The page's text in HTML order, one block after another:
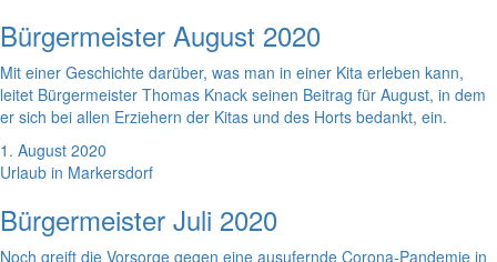
Bürgermeister August 2020
Mit einer Geschichte darüber, was man in einer Kita erleben kann,
leitet Bürgermeister Thomas Knack seinen Beitrag für August, in dem
er sich bei allen Erziehern der Kitas und des Horts bedankt, ein.
1. August 2020
Urlaub in Markersdorf
Bürgermeister Juli 2020
Noch greift die Vorsorge gegen eine ausufernde Corona-Pandemie in